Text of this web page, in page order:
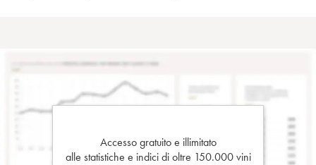
Accesso gratuito e illimitato
alle statistiche e indici di oltre 150.000 vini